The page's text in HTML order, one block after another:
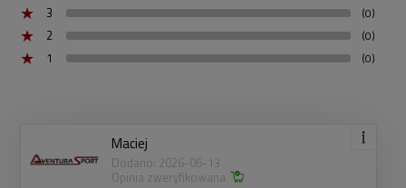
3 (0)
2 (0)
1 (0)
Maciej
Dodano: 2026-06-13
Opinia zweryfikowana